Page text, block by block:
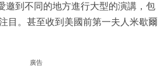
邀到不同的地方進行大型的演講，包
目。甚至收到美國前第一夫人米歇爾
廣告